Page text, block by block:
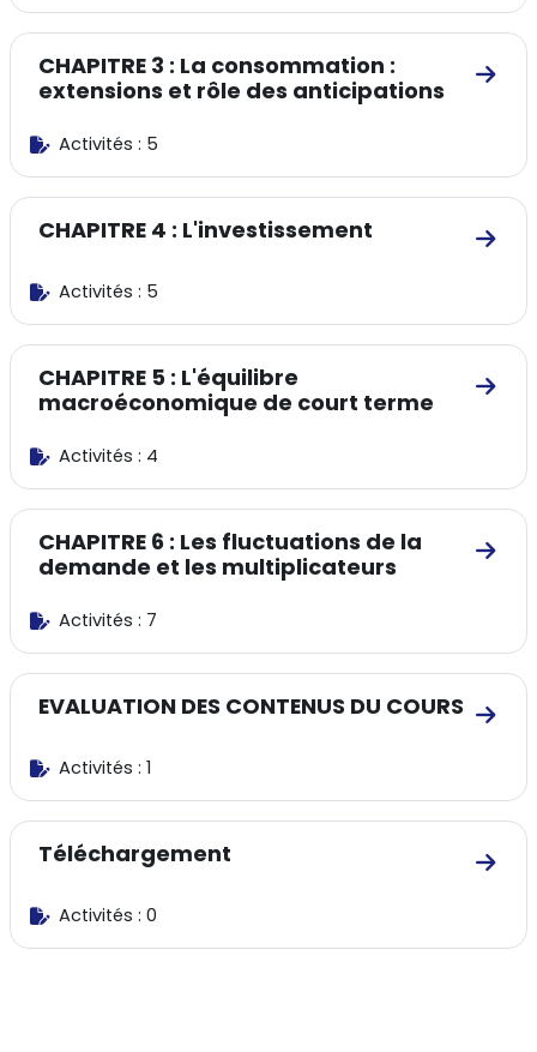
CHAPITRE 3 : La consommation :
extensions et rôle des anticipations
Aller
Activités : 5
CHAPITRE 4 : L'investissement
Aller
Activités : 5
CHAPITRE 5 : L'équilibre
macroéconomique de court terme
Aller
Activités : 4
CHAPITRE 6 : Les fluctuations de la
demande et les multiplicateurs
Aller
Activités : 7
EVALUATION DES CONTENUS DU COURS
Aller
Activités : 1
Téléchargement
Aller
Activités : 0